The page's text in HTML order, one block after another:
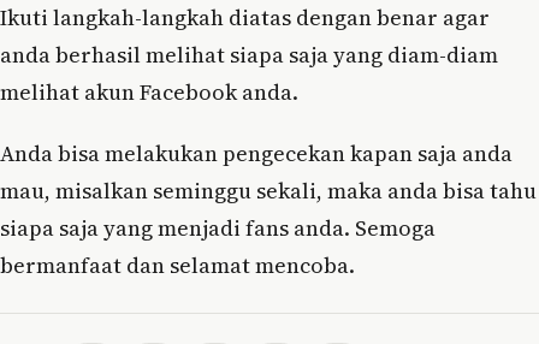
Ikuti langkah-langkah diatas dengan benar agar
anda berhasil melihat siapa saja yang diam-diam
melihat akun Facebook anda.
Anda bisa melakukan pengecekan kapan saja anda
mau, misalkan seminggu sekali, maka anda bisa tahu
siapa saja yang menjadi fans anda. Semoga
bermanfaat dan selamat mencoba.